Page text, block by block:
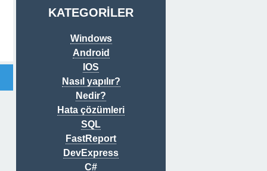
KATEGORİLER
Windows
Android
IOS
Nasıl yapılır?
Nedir?
Hata çözümleri
SQL
FastReport
DevExpress
C#